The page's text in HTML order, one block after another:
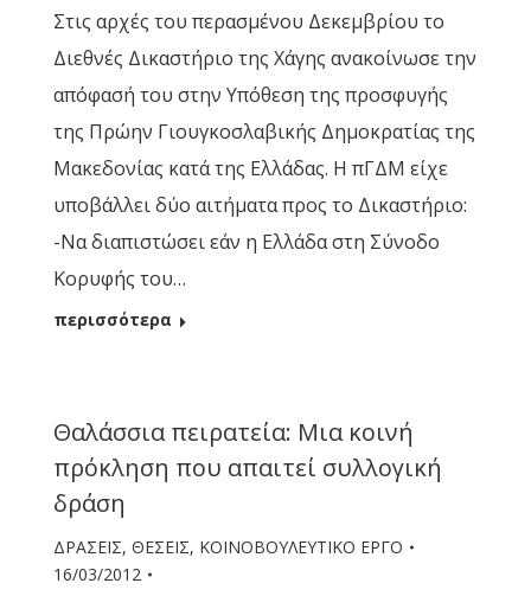
Στις αρχές του περασμένου Δεκεμβρίου το
Διεθνές Δικαστήριο της Χάγης ανακοίνωσε την
απόφασή του στην Υπόθεση της προσφυγής
της Πρώην Γιουγκοσλαβικής Δημοκρατίας της
Μακεδονίας κατά της Ελλάδας. Η πΓΔΜ είχε
υποβάλλει δύο αιτήματα προς το Δικαστήριο:
-Να διαπιστώσει εάν η Ελλάδα στη Σύνοδο
Κορυφής του…
περισσότερα
Θαλάσσια πειρατεία: Μια κοινή
πρόκληση που απαιτεί συλλογική
δράση
ΔΡΑΣΕΙΣ, ΘΕΣΕΙΣ, ΚΟΙΝΟΒΟΥΛΕΥΤΙΚΟ ΕΡΓΟ
16/03/2012